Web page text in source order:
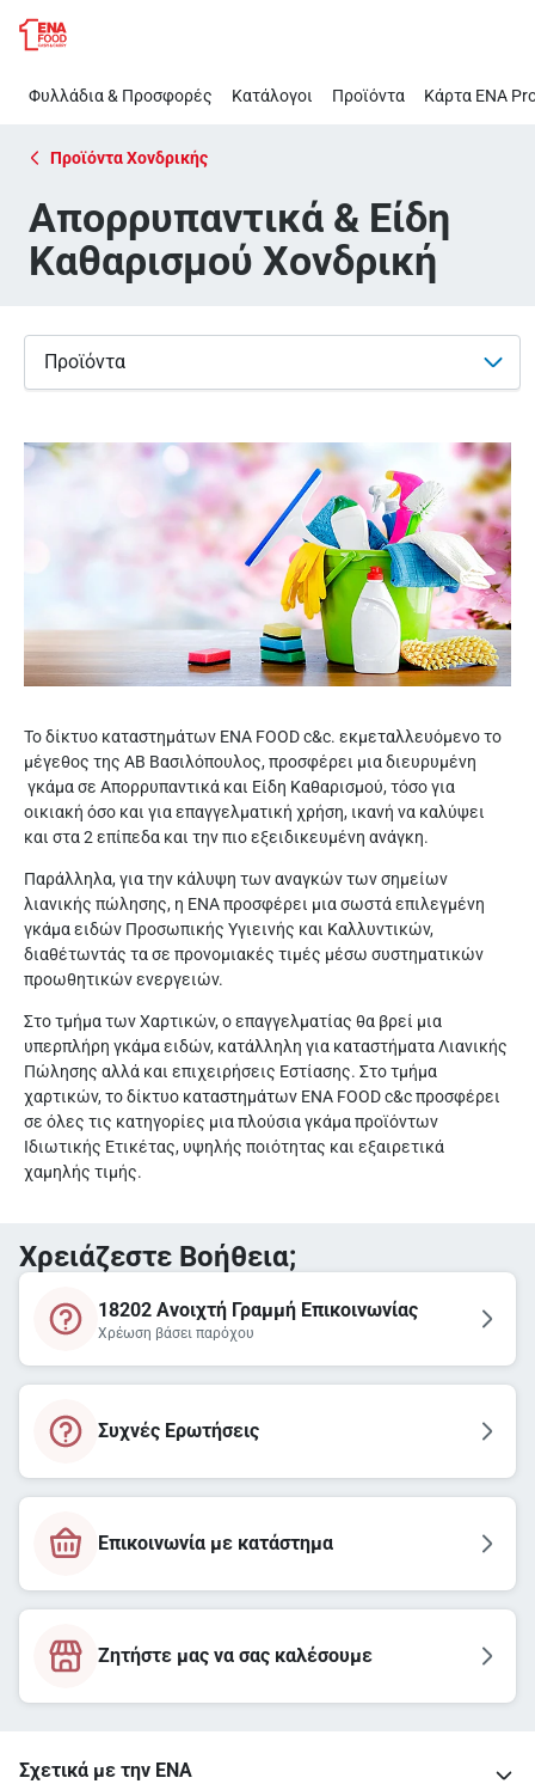
Παράλειψη
Απορρυπαντικά
Καθαρισμού
Φυλλάδια & Προσφορές Κατάλογοι Προϊόντα Κάρτα ΕΝΑ
Προϊόντα Χονδρικής
Απορρυπαντικά & Είδη
Καθαρισμού Χονδρική
Προϊόντα
Το δίκτυο καταστημάτων ΕΝΑ FOOD c&c. εκμεταλλευόμενο το
μέγεθος της ΑΒ Βασιλόπουλος, προσφέρει μια διευρυμένη
γκάμα σε Απορρυπαντικά και Είδη Καθαρισμού, τόσο για
οικιακή όσο και για επαγγελματική χρήση, ικανή να καλύψει
και στα 2 επίπεδα και την πιο εξειδικευμένη ανάγκη.
Παράλληλα, για την κάλυψη των αναγκών των σημείων
λιανικής πώλησης, η ΕΝΑ προσφέρει μια σωστά επιλεγμένη
γκάμα ειδών Προσωπικής Υγιεινής και Καλλυντικών,
διαθέτωντάς τα σε προνομιακές τιμές μέσω συστηματικών
προωθητικών ενεργειών.
Στο τμήμα των Χαρτικών, ο επαγγελματίας θα βρεί μια
υπερπλήρη γκάμα ειδών, κατάλληλη για καταστήματα Λιανικής
Πώλησης αλλά και επιχειρήσεις Εστίασης. Στο τμήμα
χαρτικών, το δίκτυο καταστημάτων ΕΝΑ FOOD c&c προσφέρει
σε όλες τις κατηγορίες μια πλούσια γκάμα προϊόντων
Ιδιωτικής Ετικέτας, υψηλής ποιότητας και εξαιρετικά
χαμηλής τιμής.
Χρειάζεστε Βοήθεια;
18202 Ανοιχτή Γραμμή Επικοινωνίας
Χρέωση βάσει παρόχου
Συχνές Ερωτήσεις
Επικοινωνία με κατάστημα
Ζητήστε μας να σας καλέσουμε
Σχετικά με την ΕΝΑ